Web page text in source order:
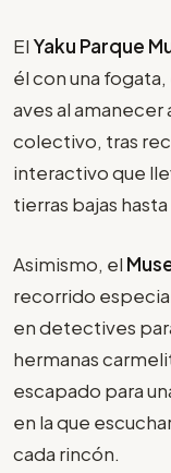
El Yaku Parque
él con una
aves al
colectivo, tras
interactivo que
tierras bajas
Asimismo, el
recorrido
en detectives
hermanas
escapado para
en la que
cada rincón.